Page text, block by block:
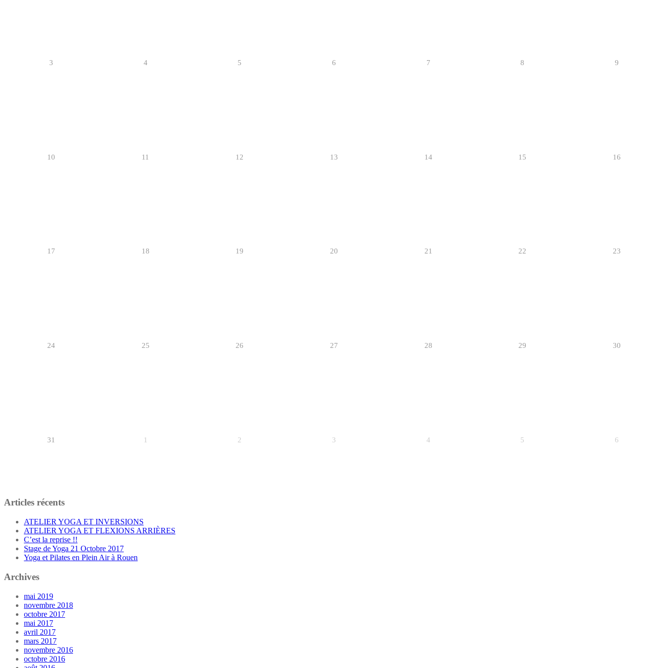
3 4 5 6 7 8 9
10 11 12 13 14 15 16
17 18 19 20 21 22 23
24 25 26 27 28 29 30
31 1 2 3 4 5 6
Articles récents
ATELIER YOGA ET INVERSIONS
ATELIER YOGA ET FLEXIONS ARRIÈRES
C’est la reprise !!
Stage de Yoga 21 Octobre 2017
Yoga et Pilates en Plein Air à Rouen
Archives
mai 2019
novembre 2018
octobre 2017
mai 2017
avril 2017
mars 2017
novembre 2016
octobre 2016